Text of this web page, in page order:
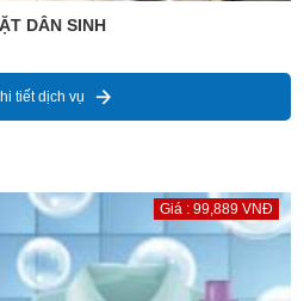
DÂN SINH
tiết dịch vụ
Giá : 99,889 VNĐ